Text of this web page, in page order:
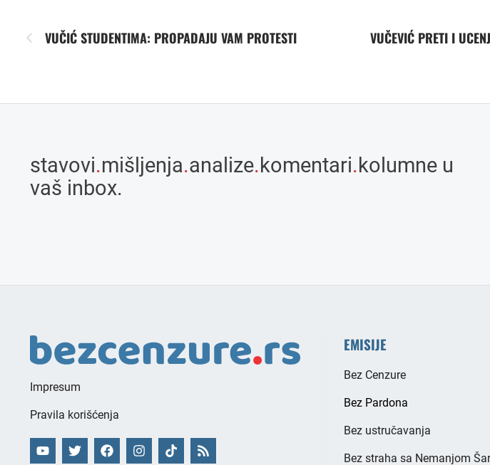
VUČIĆ STUDENTIMA: PROPADAJU VAM PROTESTI VUČEVIĆ PRETI I
stavovi.mišljenja.analize.komentari.kolumne u
vaš inbox.
Impresum
Pravila korišćenja
EMISIJE
Bez Cenzure
Bez Pardona
Bez ustručavanja
Bez straha sa Nemanjom